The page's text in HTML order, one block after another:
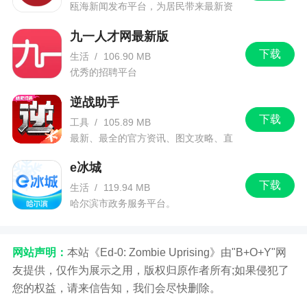
瓯海新闻发布平台，为居民带来最新资
下载
九一人才网最新版
生活 /
106.90 MB
优秀的招聘平台
下载
逆战助手
工具 /
105.89 MB
最新、最全的官方资讯、图文攻略、直
下载
e冰城
生活 /
119.94 MB
哈尔滨市政务服务平台。
网站声明： 本站《Ed-0: Zombie Uprising》由"B+O+Y"网
友提供，仅作为展示之用，版权归原作者所有;如果侵犯了
您的权益，请来信告知，我们会尽快删除。